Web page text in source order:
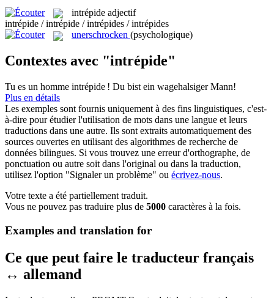
intrépide adjectif
intrépide / intrépide / intrépides / intrépides
unerschrocken (psychologique)
Contextes avec "intrépide"
Tu es un homme intrépide ! Du bist ein wagehalsiger Mann!
Plus en détails
Les exemples sont fournis uniquement à des fins linguistiques, c'est-
à-dire pour étudier l'utilisation de mots dans une langue et leurs
traductions dans une autre. Ils sont extraits automatiquement des
sources ouvertes en utilisant des algorithmes de recherche de
données bilingues. Si vous trouvez une erreur d'orthographe, de
ponctuation ou autre soit dans l'original ou dans la traduction,
utilisez l'option "Signaler un problème" ou écrivez-nous.
Votre texte a été partiellement traduit.
Vous ne pouvez pas traduire plus de 5000 caractères à la fois.
Examples and translation for
Ce que peut faire le traducteur français
↔ allemand